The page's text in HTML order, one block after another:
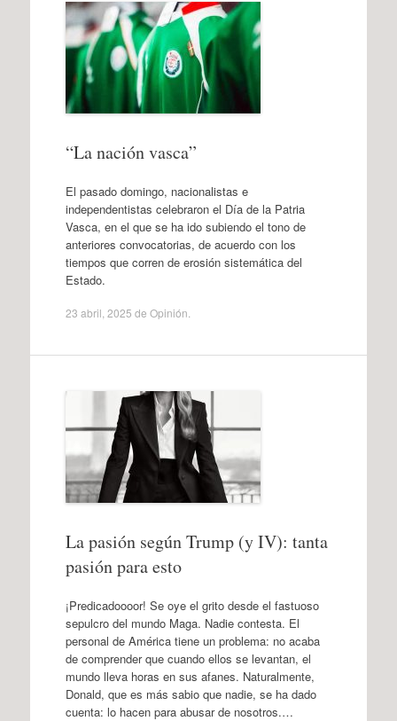
“La nación vasca”
El pasado domingo, nacionalistas e
independentistas celebraron el Día de la Patria
Vasca, en el que se ha ido subiendo el tono de
anteriores convocatorias, de acuerdo con los
tiempos que corren de erosión sistemática del
Estado.
23 abril, 2025 de Opinión
La pasión según Trump (y IV): tanta
pasión para esto
¡Predicadoooor! Se oye el grito desde el fastuoso
sepulcro del mundo Maga. Nadie contesta. El
personal de América tiene un problema: no acaba
de comprender que cuando ellos se levantan, el
mundo lleva horas en sus afanes. Naturalmente,
Donald, que es más sabio que nadie, se ha dado
cuenta: lo hacen para abusar de nosotros.…